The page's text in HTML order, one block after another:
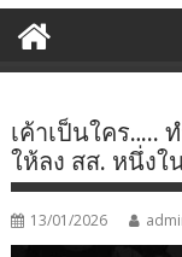
เค้าเป็นใคร…..
ให้ลง สส. หนึ่ง
13/01/2026